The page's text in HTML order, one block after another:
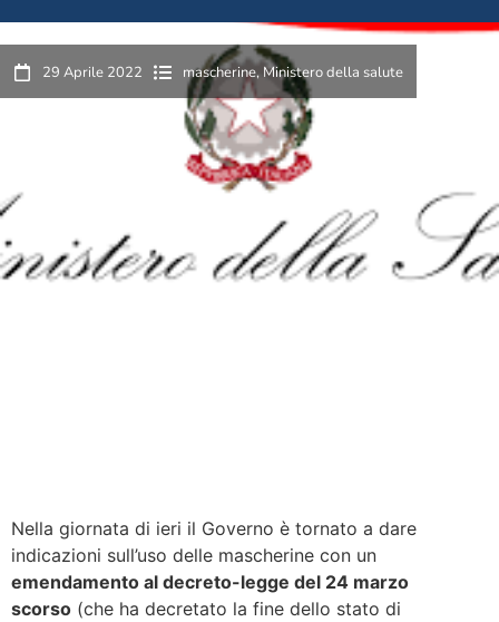
29 Aprile 2022 mascherine, Ministero della salute
Nella giornata di ieri il Governo è tornato a dare
indicazioni sull’uso delle mascherine con un
emendamento al decreto-legge del 24 marzo
scorso (che ha decretato la fine dello stato di